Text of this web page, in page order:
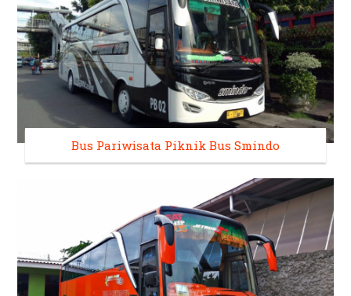
Bus Pariwisata Piknik Bus Smindo